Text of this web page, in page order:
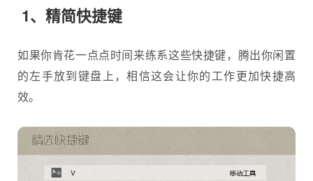
1、精简快捷键
如果你肯花一点点时间来练系这些快捷键，腾出你闲置
的左手放到键盘上，相信这会让你的工作更加快捷高
效。